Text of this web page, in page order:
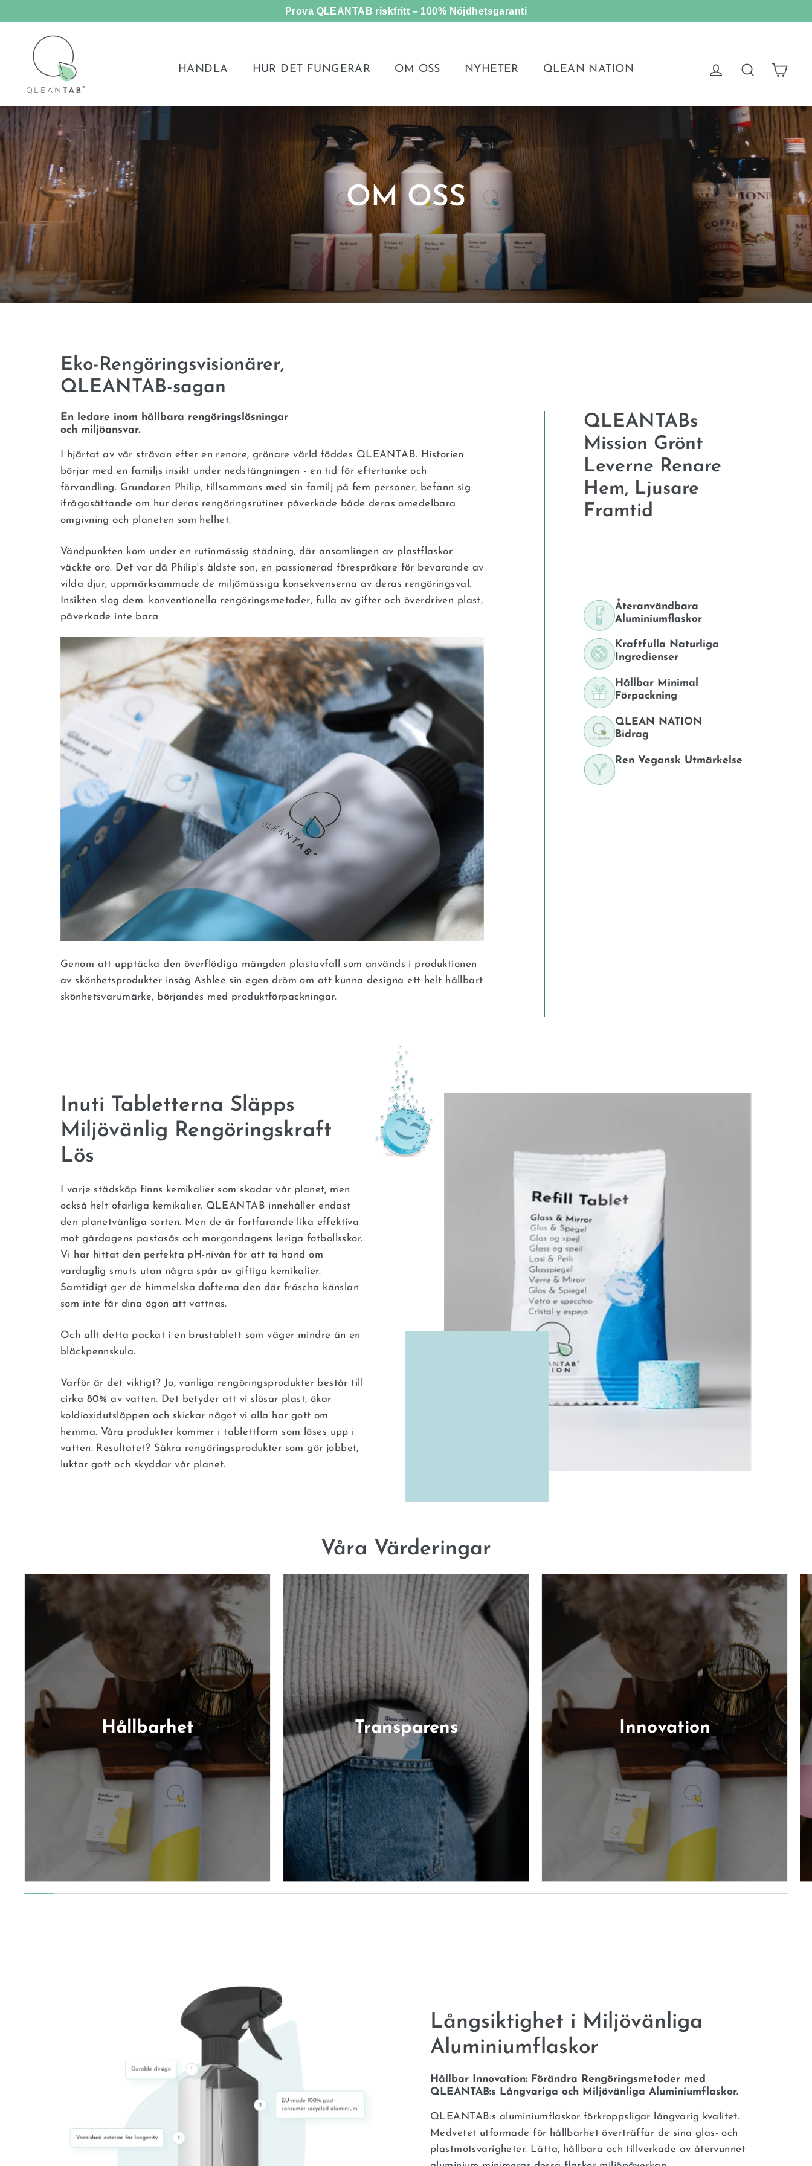
till
innehållet
Prova QLEANTAB riskfritt – 100% Nöjdhetsgaranti
HANDLA HUR DET FUNGERAR OM OSS NYHETER QLEAN NATION Logga inSök
OM OSS
Eko-Rengöringsvisionärer,
QLEANTAB-sagan
En ledare inom hållbara rengöringslösningar
och miljöansvar.
I hjärtat av vår strävan efter en renare, grönare värld föddes QLEANTAB. Historien
börjar med en familjs insikt under nedstängningen - en tid för eftertanke och
förvandling. Grundaren Philip, tillsammans med sin familj på fem personer, befann sig
ifrågasättande om hur deras rengöringsrutiner påverkade både deras omedelbara
omgivning och planeten som helhet.
Vändpunkten kom under en rutinmässig städning, där ansamlingen av plastflaskor
väckte oro. Det var då Philip's äldste son, en passionerad förespråkare för bevarande av
vilda djur, uppmärksammade de miljömässiga konsekvenserna av deras rengöringsval.
Insikten slog dem: konventionella rengöringsmetoder, fulla av gifter och överdriven plast,
påverkade inte bara
Genom att upptäcka den överflödiga mängden plastavfall som används i produktionen
av skönhetsprodukter insåg Ashlee sin egen dröm om att kunna designa ett helt hållbart
skönhetsvarumärke, börjandes med produktförpackningar.
QLEANTABs
Mission Grönt
Leverne Renare
Hem, Ljusare
Framtid
Återanvändbara
Aluminiumflaskor
Kraftfulla Naturliga
Ingredienser
Hållbar Minimal
Förpackning
QLEAN NATION
Bidrag
Ren Vegansk Utmärkelse
Inuti Tabletterna Släpps
Miljövänlig Rengöringskraft
Lös
I varje städskåp finns kemikalier som skadar vår planet, men
också helt ofarliga kemikalier. QLEANTAB innehåller endast
den planetvänliga sorten. Men de är fortfarande lika effektiva
mot gårdagens pastasås och morgondagens leriga fotbollsskor.
Vi har hittat den perfekta pH-nivån för att ta hand om
vardaglig smuts utan några spår av giftiga kemikalier.
Samtidigt ger de himmelska dofterna den där fräscha känslan
som inte får dina ögon att vattnas.
Och allt detta packat i en brustablett som väger mindre än en
bläckpennskula.
Varför är det viktigt? Jo, vanliga rengöringsprodukter består till
cirka 80% av vatten. Det betyder att vi slösar plast, ökar
koldioxidutsläppen och skickar något vi alla har gott om
hemma. Våra produkter kommer i tablettform som löses upp i
vatten. Resultatet? Säkra rengöringsprodukter som gör jobbet,
luktar gott och skyddar vår planet.
Våra Värderingar
Hållbarhet Transparens Innovation
Långsiktighet i Miljövänliga
Aluminiumflaskor
Hållbar Innovation: Förändra Rengöringsmetoder med
QLEANTAB:s Långvariga och Miljövänliga Aluminiumflaskor.
QLEANTAB:s aluminiumflaskor förkroppsligar långvarig kvalitet.
Medvetet utformade för hållbarhet överträffar de sina glas- och
plastmotsvarigheter. Lätta, hållbara och tillverkade av återvunnet